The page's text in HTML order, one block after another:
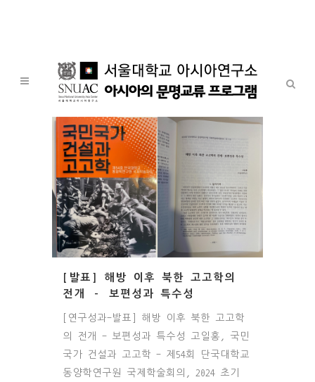
[발표] 해방 이후 북한 고고학의
전개 – 보편성과 특수성
[연구성과-발표] 해방 이후 북한 고고학
의 전개 - 보편성과 특수성 고일홍, 국민
국가 건설과 고고학 - 제54회 단국대학교
동양학연구원 국제학술회의, 2024 초기